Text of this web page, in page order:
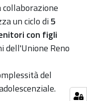
collaborazione
un ciclo di5
con figli
dell'Unione Reno
del